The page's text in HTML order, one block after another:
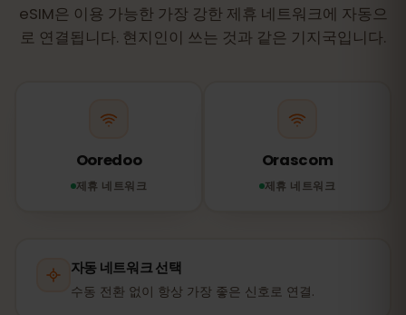
eSIM은 이용 가능한 가장 강한 제휴 네트워크에 자동으
로 연결됩니다. 현지인이 쓰는 것과 같은 기지국입니다.
Ooredoo
제휴 네트워크
Orascom
제휴 네트워크
자동 네트워크 선택
수동 전환 없이 항상 가장 좋은 신호로 연결.